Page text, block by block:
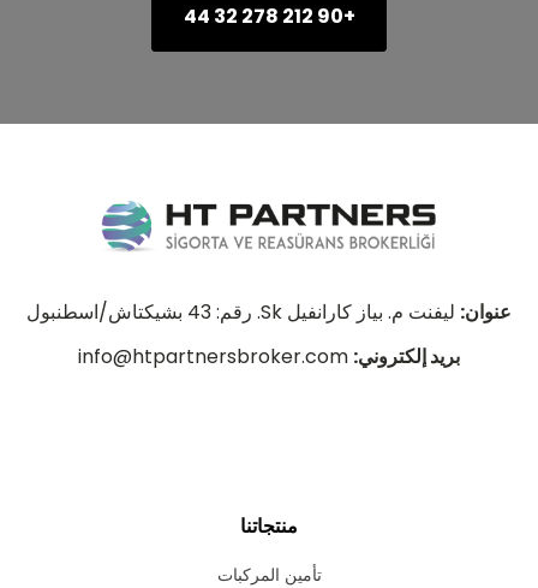
+90 212 278 32 44
عنوان: ليفنت م. بياز كارانفيل Sk. رقم: 43 بشيكتاش/اسطنبول
بريد إلكتروني: info@htpartnersbroker.com
منتجاتنا
تأمين المركبات